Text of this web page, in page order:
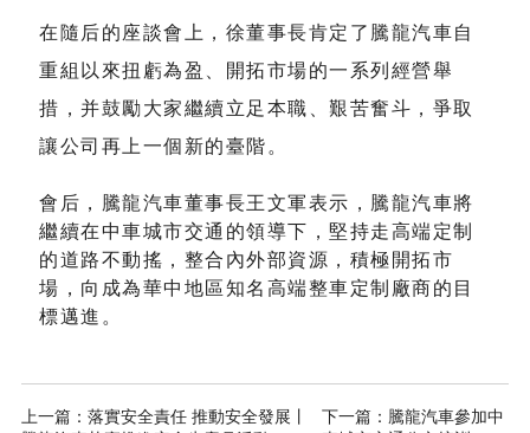
在隨后的座談會上，徐董事長肯定了騰龍汽車自
重組以來扭虧為盈、開拓市場的一系列經營舉
措，并鼓勵大家繼續立足本職、艱苦奮斗，爭取
讓公司再上一個新的臺階 。
會后，騰龍汽車董事長王文軍表示，騰龍汽車將
繼續在中車城市交通的領導下，堅持走高端定制
的道路不動搖，整合內外部資源，積極開拓市
場，向成為華中地區知名高端整車定制廠商的目
標邁進。
上一篇：落實安全責任 推動安全發展丨
下一篇：騰龍汽車參加中